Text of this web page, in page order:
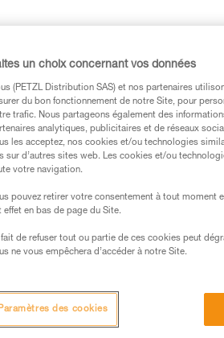
le site de travail
des produits utilisés dans ce
informations de la notice technique
formation et un entraînement
la manipulation, seul, en toute
liées à votre activité. Il peut
:
un choix concernant vos données
(PETZL Distribution SAS) et nos partenaires
du bon fonctionnement de notre Site, pour
trafic. Nous partageons également des
analytiques, publicitaires et de réseaux
les acceptez, nos cookies et/ou technologies
sur d’autres sites web. Les cookies et/ou
votre navigation.
pouvez retirer votre consentement à tout moment
effet en bas de page du Site.
fait de refuser tout ou partie de ces cookies peut
ne vous empêchera d’accéder à notre Site.
Paramètres des cookies